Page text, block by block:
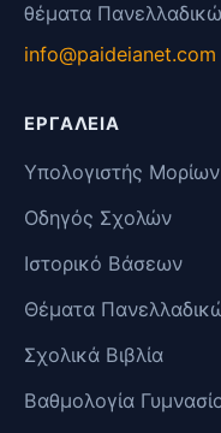
θέματα
info@paideianet.com
ΕΡΓΑΛΕΊΑ
Υπολογιστής Μορίων
Οδηγός Σχολών
Ιστορικό Βάσεων
Θέματα
Σχολικά Βιβλία
Βαθμολογία